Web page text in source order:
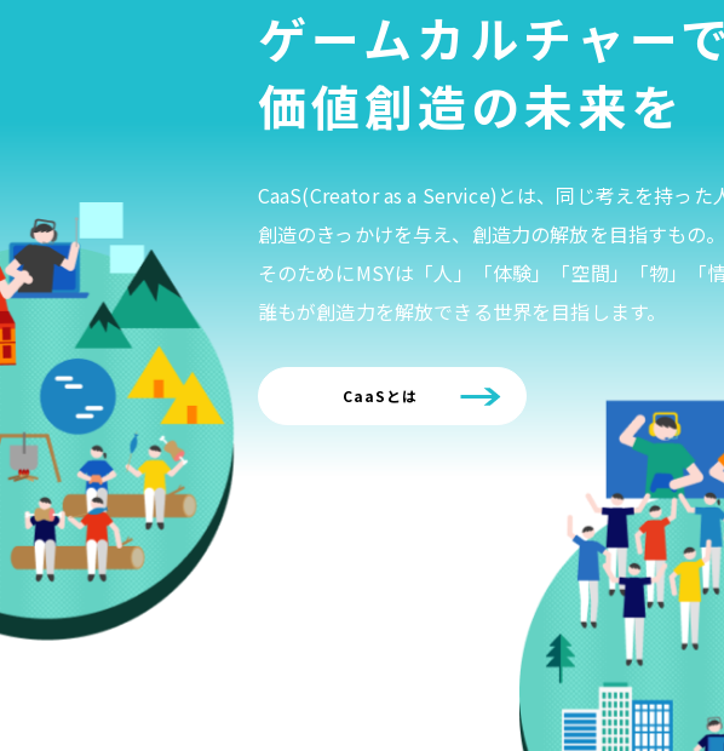
ゲームカルチャー
価値創造の未来を
CaaS(Creator as a Service)とは、同じ考えを持った
創造のきっかけを与え、創造力の解放を目指すもの。
そのためにMSYは「人」「体験」「空間」「物」「
誰もが創造力を解放できる世界を目指します。
CaaSとは